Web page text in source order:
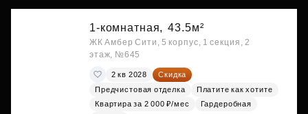
1-комнатная, 43.5м²
ЖК Амбер Сити, 5 корпус, 1 секция, 2
этаж, №645
2 кв 2028
Скидка
Предчистовая отделка
Платите как хотите
Квартира за 2 000 ₽/мес
Гардеробная